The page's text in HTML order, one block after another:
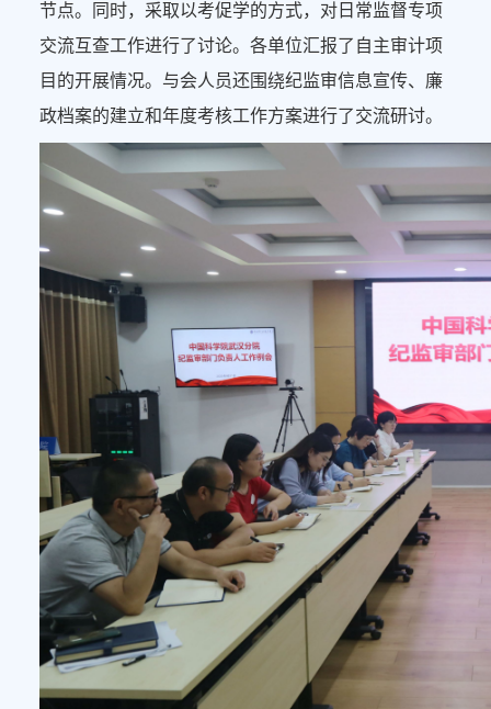
节点。同时，采取以考促学的方式，对日常监督专项
交流互查工作进行了讨论。各单位汇报了自主审计项
目的开展情况。与会人员还围绕纪监审信息宣传、廉
政档案的建立和年度考核工作方案进行了交流研讨。